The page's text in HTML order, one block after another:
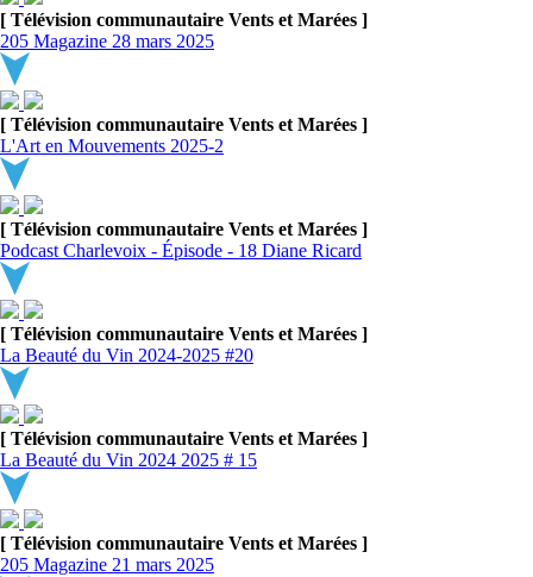
[ Télévision communautaire Vents et Marées ]
205 Magazine 28 mars 2025
[ Télévision communautaire Vents et Marées ]
L'Art en Mouvements 2025-2
[ Télévision communautaire Vents et Marées ]
Podcast Charlevoix - Épisode - 18 Diane Ricard
[ Télévision communautaire Vents et Marées ]
La Beauté du Vin 2024-2025 #20
[ Télévision communautaire Vents et Marées ]
La Beauté du Vin 2024 2025 # 15
[ Télévision communautaire Vents et Marées ]
205 Magazine 21 mars 2025